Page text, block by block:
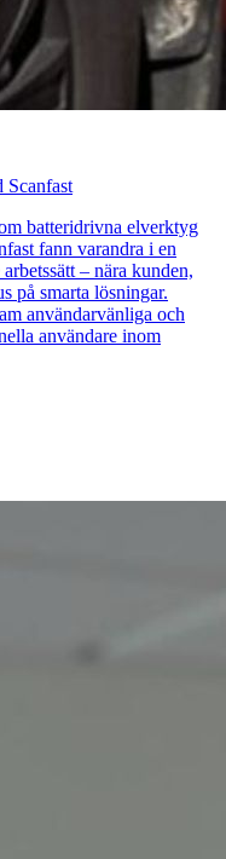
Scanfast
batteridrivna elverktyg
fann varandra i en
– nära kunden,
på smarta lösningar.
användarvänliga och
användare inom